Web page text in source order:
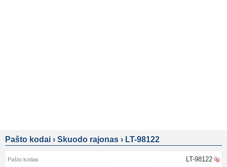
Pašto kodai › Skuodo rajonas › LT-98122
LT-98122